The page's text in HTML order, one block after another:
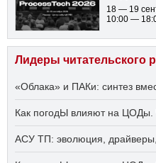
18 — 19
10:00 —
Лидеры читательского
«Облака» и ПАКи: синтез
Как погодЫ влияют на ЦОДы.
АСУ ТП: эволюция, драйверы,